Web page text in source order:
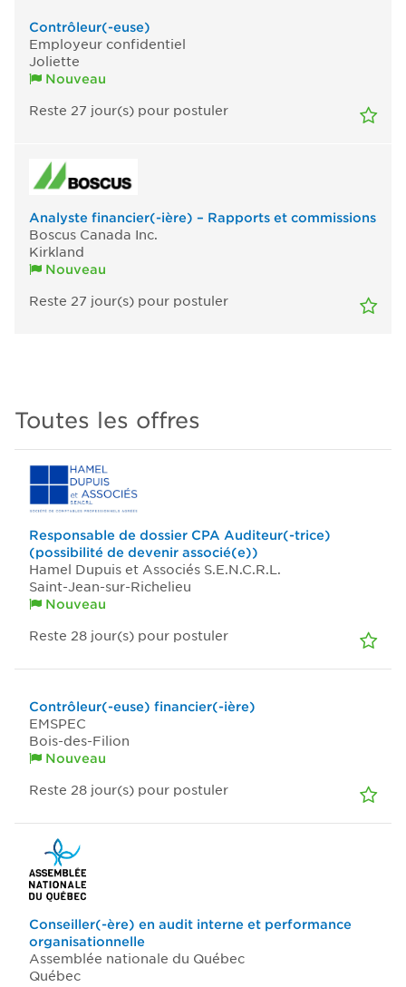
Contrôleur(-euse)
Employeur confidentiel
Joliette
Nouveau
Reste 27 jour(s) pour postuler
Analyste financier(-ière) – Rapports et commissions
Boscus Canada Inc.
Kirkland
Nouveau
Reste 27 jour(s) pour postuler
Toutes les offres
Responsable de dossier CPA Auditeur(-trice)
(possibilité de devenir associé(e))
Hamel Dupuis et Associés S.E.N.C.R.L.
Saint-Jean-sur-Richelieu
Nouveau
Reste 28 jour(s) pour postuler
Contrôleur(-euse) financier(-ière)
EMSPEC
Bois-des-Filion
Nouveau
Reste 28 jour(s) pour postuler
Conseiller(-ère) en audit interne et performance
organisationnelle
Assemblée nationale du Québec
Québec